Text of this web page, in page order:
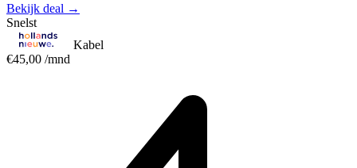
Bekijk deal →
Snelst
Kabel
€45,00 /mnd